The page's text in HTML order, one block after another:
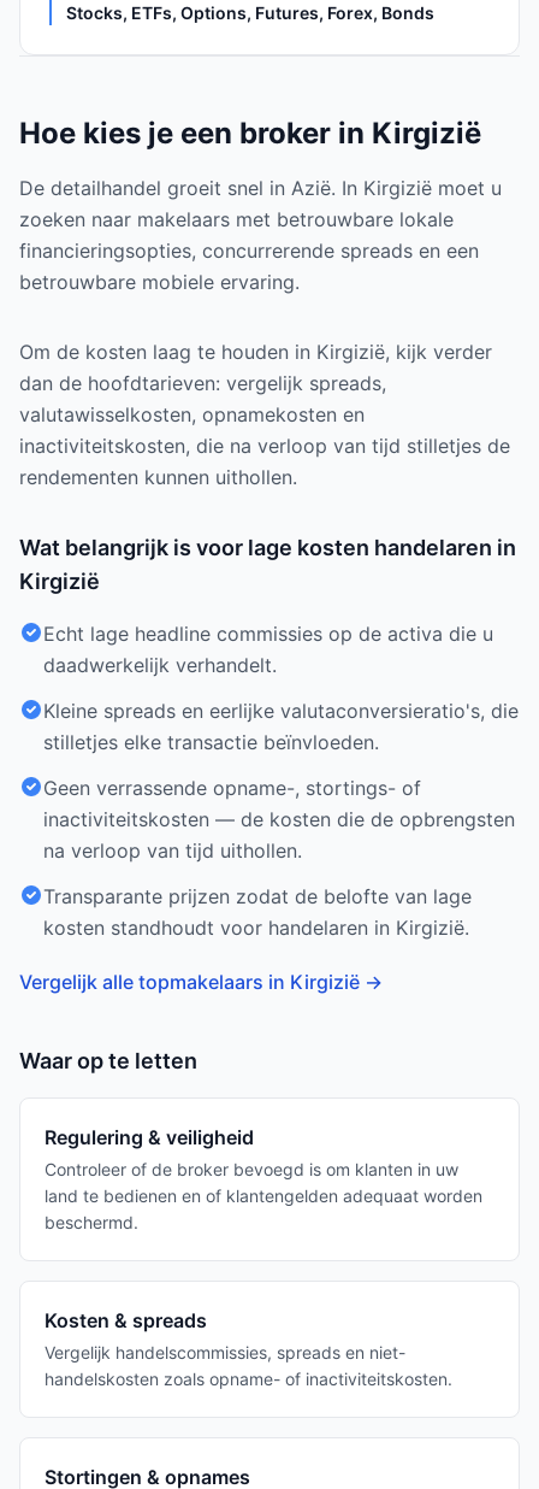
Stocks, ETFs, Options, Futures, Forex, Bonds
Hoe kies je een broker in Kirgizië
De detailhandel groeit snel in Azië. In Kirgizië moet u
zoeken naar makelaars met betrouwbare lokale
financieringsopties, concurrerende spreads en een
betrouwbare mobiele ervaring.
Om de kosten laag te houden in Kirgizië, kijk verder
dan de hoofdtarieven: vergelijk spreads,
valutawisselkosten, opnamekosten en
inactiviteitskosten, die na verloop van tijd stilletjes de
rendementen kunnen uithollen.
Wat belangrijk is voor lage kosten handelaren in
Kirgizië
Echt lage headline commissies op de activa die u
daadwerkelijk verhandelt.
Kleine spreads en eerlijke valutaconversieratio's, die
stilletjes elke transactie beïnvloeden.
Geen verrassende opname-, stortings- of
inactiviteitskosten — de kosten die de opbrengsten
na verloop van tijd uithollen.
Transparante prijzen zodat de belofte van lage
kosten standhoudt voor handelaren in Kirgizië.
Vergelijk alle topmakelaars in Kirgizië →
Waar op te letten
Regulering & veiligheid
Controleer of de broker bevoegd is om klanten in uw
land te bedienen en of klantengelden adequaat worden
beschermd.
Kosten & spreads
Vergelijk handelscommissies, spreads en niet-
handelskosten zoals opname- of inactiviteitskosten.
Stortingen & opnames